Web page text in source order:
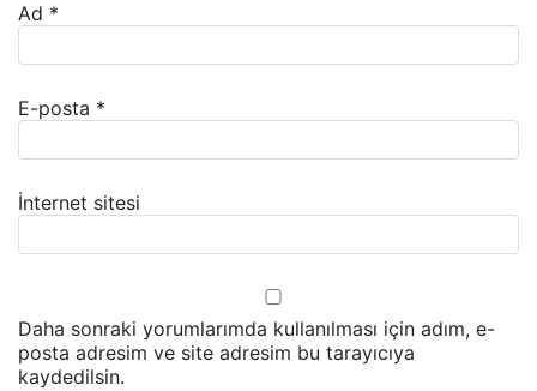
Ad *
E-posta *
İnternet sitesi
Daha sonraki yorumlarımda kullanılması için adım, e-
posta adresim ve site adresim bu tarayıcıya
kaydedilsin.